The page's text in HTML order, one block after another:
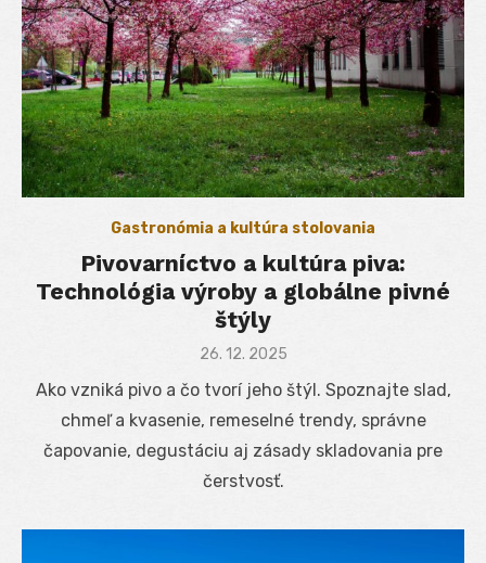
Gastronómia a kultúra stolovania
Pivovarníctvo a kultúra piva:
Technológia výroby a globálne pivné
štýly
Posted
26. 12. 2025
Ako vzniká pivo a čo tvorí jeho štýl. Spoznajte slad,
chmeľ a kvasenie, remeselné trendy, správne
čapovanie, degustáciu aj zásady skladovania pre
čerstvosť.